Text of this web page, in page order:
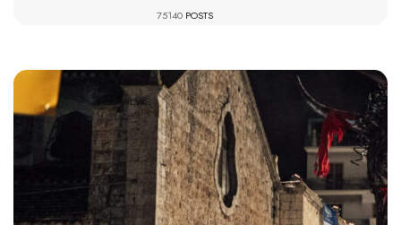
75140 POSTS
1168 VIEWS